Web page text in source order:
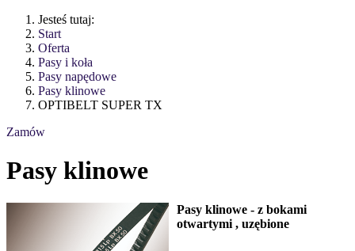
Jesteś tutaj:
Start
Oferta
Pasy i koła
Pasy napędowe
Pasy klinowe
OPTIBELT SUPER TX
Zamów
Pasy klinowe
Pasy klinowe - z bokami
otwartymi , uzębione